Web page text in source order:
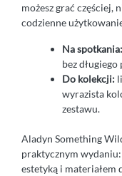
możesz grać częściej,
codzienne
Na spotkania:
bez
Do kolekcji:
wyrazista
zestawu.
Aladyn Something
praktycznym
estetyką i materiałem